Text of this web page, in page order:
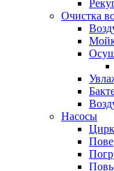
Очистка
Насосы